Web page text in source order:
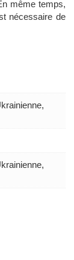
même temps,
nécessaire de